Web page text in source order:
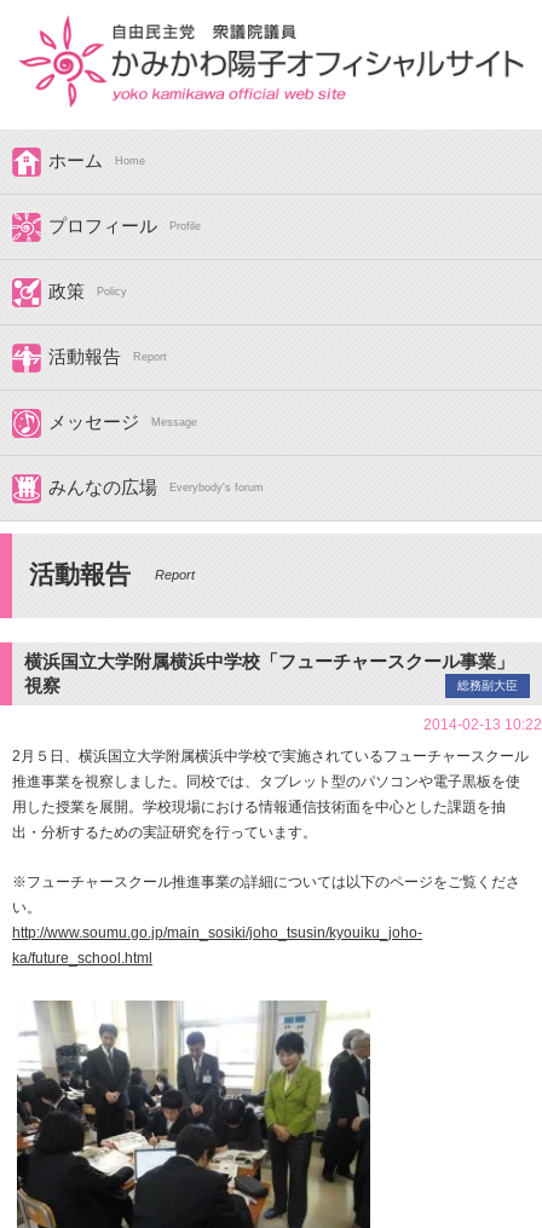
ホーム Home
プロフィール Profile
政策 Policy
活動報告 Report
メッセージ Message
みんなの広場 Everybody's forum
活動報告 Report
横浜国立大学附属横浜中学校「フューチャースクール事業」
視察
総務副大臣
2014-02-13 10:22
2月５日、横浜国立大学附属横浜中学校で実施されているフューチャースクール
推進事業を視察しました。同校では、タブレット型のパソコンや電子黒板を使
用した授業を展開。学校現場における情報通信技術面を中心とした課題を抽
出・分析するための実証研究を行っています。
※フューチャースクール推進事業の詳細については以下のページをご覧くださ
い。
http://www.soumu.go.jp/main_sosiki/joho_tsusin/kyouiku_joho-
ka/future_school.html